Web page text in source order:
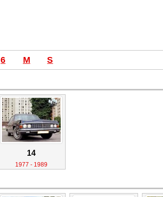
6 M S
14
1977 - 1989